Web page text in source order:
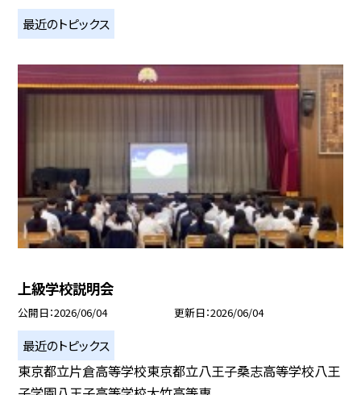
最近のトピックス
上級学校説明会
公開日 2026/06/04 更新日 2026/06/04
最近のトピックス
東京都立片倉高等学校東京都立八王子桑志高等学校八王